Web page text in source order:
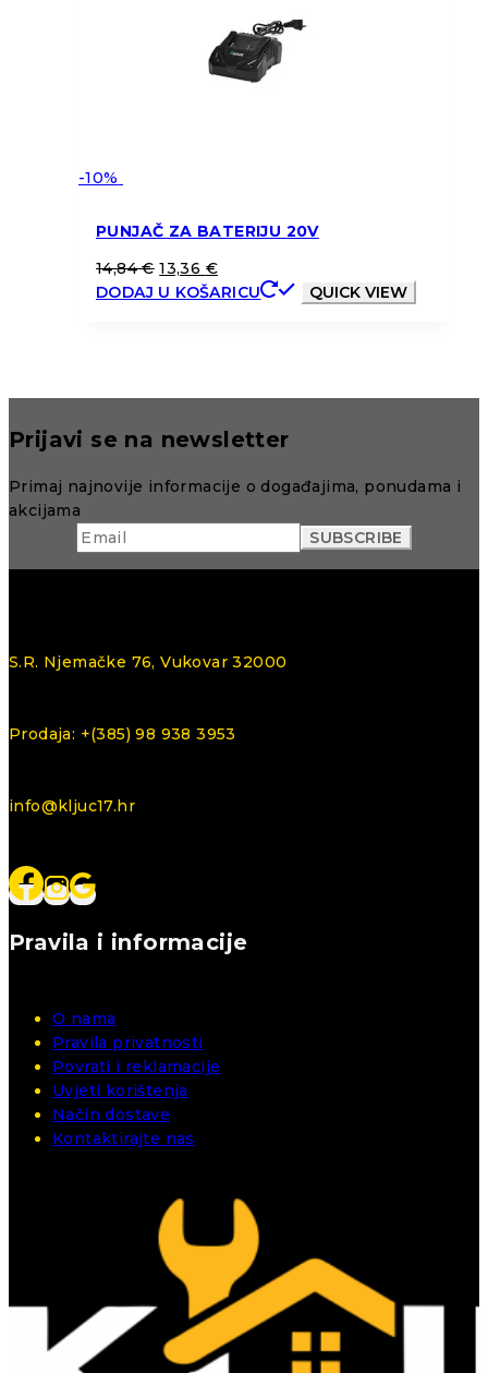
-10%
PUNJAČ ZA BATERIJU 20V
14,84€ 13,36 €
DODAJ U KOŠARICU
QUICK VIEW
Prijavi se na newsletter
Primaj najnovije informacije o događajima, ponudama i
akcijama
S.R. Njemačke 76, Vukovar 32000
Prodaja: +(385) 98 938 3953
info@kljuc17.hr
Pravila i informacije
O nama
Pravila privatnosti
Povrati i reklamacije
Uvjeti korištenja
Način dostave
Kontaktirajte nas